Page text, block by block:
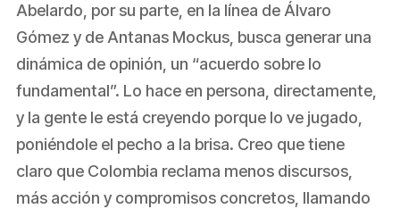
Abelardo, por su parte, en la línea de Álvaro
Gómez y de Antanas Mockus, busca generar una
dinámica de opinión, un “acuerdo sobre lo
fundamental”. Lo hace en persona, directamente,
y la gente le está creyendo porque lo ve jugado,
poniéndole el pecho a la brisa. Creo que tiene
claro que Colombia reclama menos discursos,
más acción y compromisos concretos, llamando